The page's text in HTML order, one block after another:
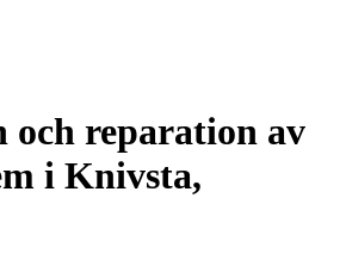
och reparation av
i Knivsta,